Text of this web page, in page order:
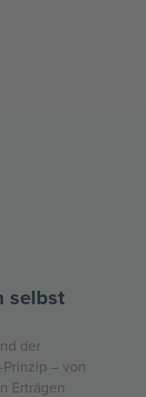
selbst
der
Prinzip – von
Erträgen